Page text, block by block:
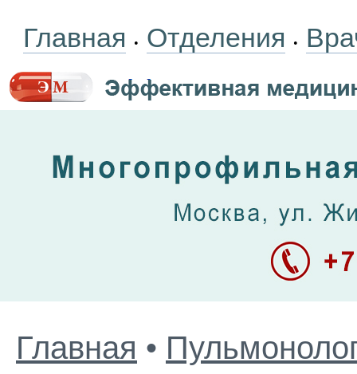
Главная • Отделения •
Главная •